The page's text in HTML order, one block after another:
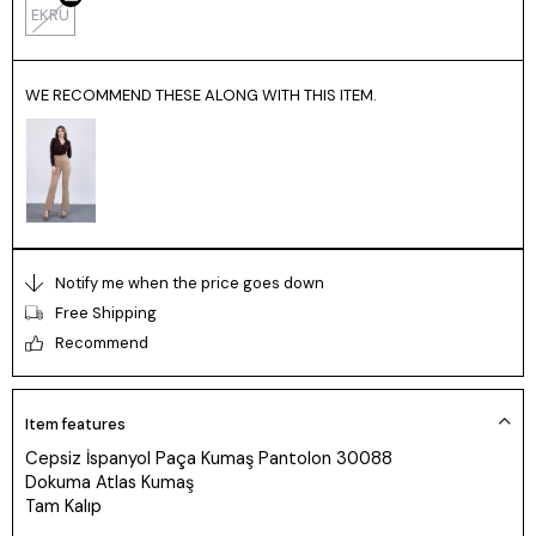
EKRU
WE RECOMMEND THESE ALONG WITH THIS ITEM.
Notify me when the price goes down
Free Shipping
Recommend
Item features
Cepsiz İspanyol Paça Kumaş Pantolon 30088
Dokuma Atlas Kumaş
Tam Kalıp